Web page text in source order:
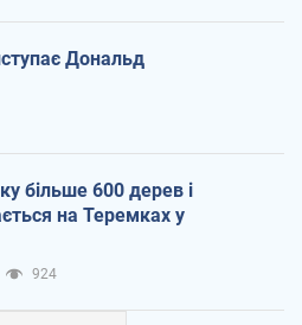
Дональд
більше 600 дерев і
на Теремках у
924